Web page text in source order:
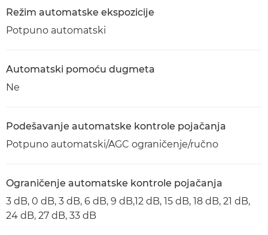
Režim automatske ekspozicije
Potpuno automatski
Automatski pomoću dugmeta
Ne
Podešavanje automatske kontrole pojačanja
Potpuno automatski/AGC ograničenje/ručno
Ograničenje automatske kontrole pojačanja
3 dB, 0 dB, 3 dB, 6 dB, 9 dB,12 dB, 15 dB, 18 dB, 21 dB,
24 dB, 27 dB, 33 dB